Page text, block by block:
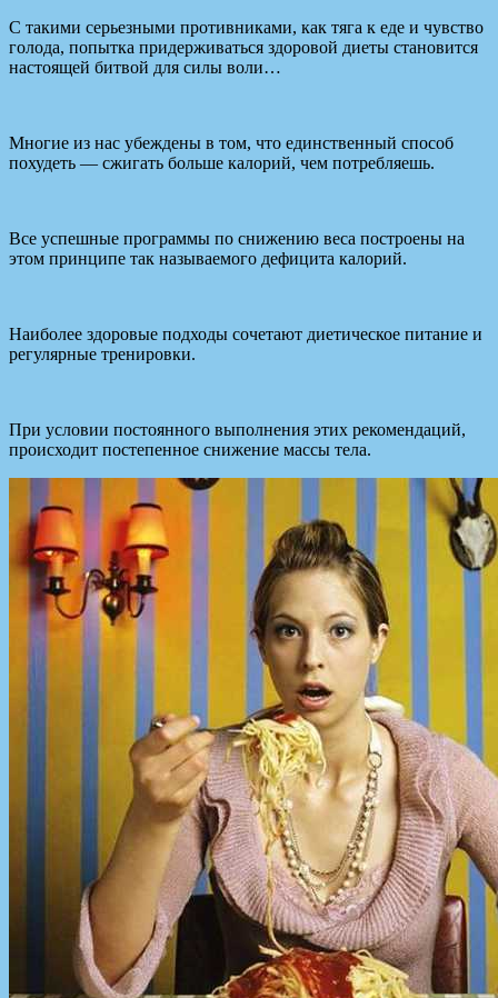
С такими серьезными противниками, как тяга к еде и чувство
голода, попытка придерживаться здоровой диеты становится
настоящей битвой для силы воли…
Многие из нас убеждены в том, что единственный способ
похудеть — сжигать больше калорий, чем потребляешь.
Все успешные программы по снижению веса построены на
этом принципе так называемого дефицита калорий.
Наиболее здоровые подходы сочетают диетическое питание и
регулярные тренировки.
При условии постоянного выполнения этих рекомендаций,
происходит постепенное снижение массы тела.